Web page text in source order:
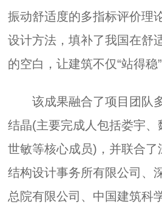
振动舒适度的多指标评价理
设计方法，填补了我国在舒
的空白，让建筑不仅“站得稳”
该成果融合了项目团队
结晶(主要完成人包括娄宇、
世敏等核心成员)，并联合了
结构设计事务所有限公司、
总院有限公司、中国建筑科